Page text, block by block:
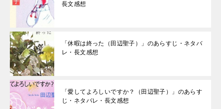
長文感想
「休暇は終った（田辺聖子）」のあらすじ・ネタバ
レ・長文感想
「愛してよろしいですか？（田辺聖子）」のあらす
じ・ネタバレ・長文感想